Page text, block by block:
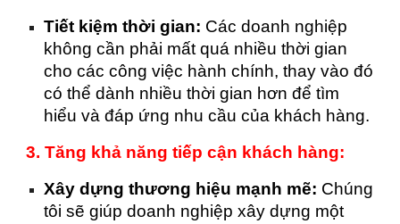
Tiết kiệm thời gian: Các doanh nghiệp
không cần phải mất quá nhiều thời gian
cho các công việc hành chính, thay vào đó
có thể dành nhiều thời gian hơn để tìm
hiểu và đáp ứng nhu cầu của khách hàng.
3. Tăng khả năng tiếp cận khách hàng:
Xây dựng thương hiệu mạnh mẽ: Chúng
tôi sẽ giúp doanh nghiệp xây dựng một